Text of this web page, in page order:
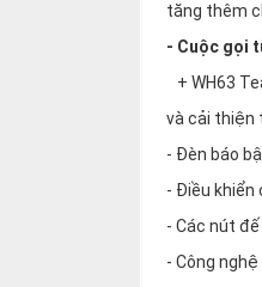
tăng thêm
- Cuộc gọi
+ WH63
và cải thiện
- Đèn báo
- Điều
- Các nút
- Công